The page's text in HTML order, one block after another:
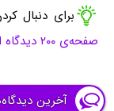
برای دنبال
صفحه‌ی ۲۰۰ دیدگاه اخیر
آخرین